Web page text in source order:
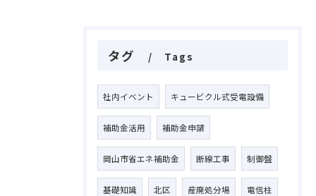
タグ Tags
社内イベント キュービクル式受電設備
補助金活用 補助金申請
岡山市省エネ補助金 断線工事 制御盤
基礎知識 北区 産廃処分場 電信柱